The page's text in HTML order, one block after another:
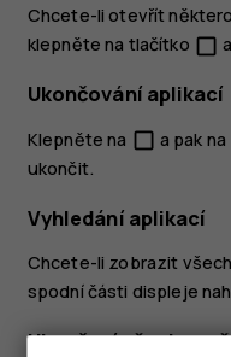
Chcete-li otevřít
klepněte na tlačítko check_box_outline_blank
Ukončování aplikací
Klepněte na check_box_outline_blank a pak na
ukončit.
Vyhledání aplikací
Chcete-li zobrazit
spodní části displeje
Ukončení všech